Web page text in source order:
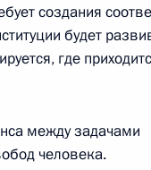
для
Суда
создания
будет
где
между задачами
человека.